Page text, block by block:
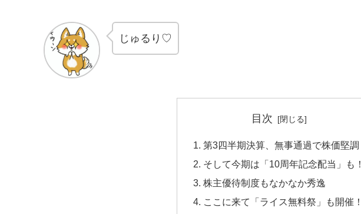
じゅるり♡
目次
第3四半期決算、無事通過で株価堅調
そして今期は「10周年記念配当」も！
株主優待制度もなかなか秀逸
ここに来て「ライス無料祭」も開催！